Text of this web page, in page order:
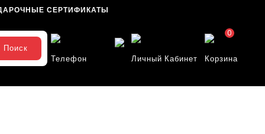
СЕРТИФИКАТЫ
Поиск
Телефон
Личный Кабинет Корзина
0